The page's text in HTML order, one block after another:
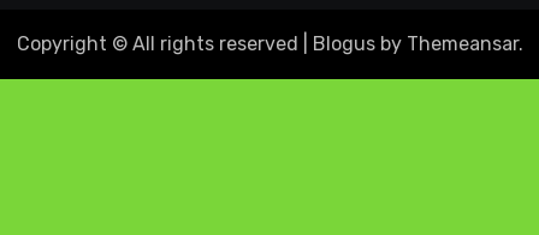
Copyright © All rights reserved Blogusby Themeansar.